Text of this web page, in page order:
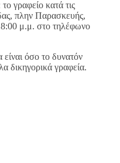
γραφείο κατά τις
πλην Παρασκευής,
μ.μ. στο τηλέφωνο
είναι όσο το δυνατόν
δικηγορικά γραφεία.